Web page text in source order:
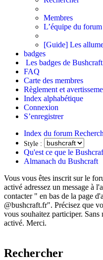
Membres
L’équipe du forum
[Guide] Les
badges
Les badges de
FAQ
Carte des membres
Règlement et
Index alphabétique
Connexion
S’enregistrer
Index du forum
Style :
Qu'est ce que le
Almanach du Bushcraft
Vous vous êtes inscrit sur le
activé adressez un message à
contacter " en bas de la page
@bushcraft.fr". Précisez que
vous souhaitez participer. Sans
activé. Merci.
Rechercher